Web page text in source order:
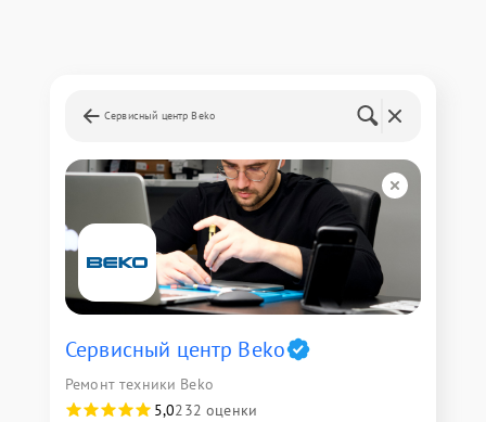
Сервисный центр Beko
Сервисный центр Beko
Ремонт техники Beko
5,0232 оценки